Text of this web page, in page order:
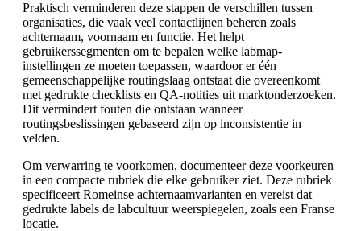
Praktisch verminderen deze stappen de verschillen tussen
organisaties, die vaak veel contactlijnen beheren zoals
achternaam, voornaam en functie. Het helpt
gebruikerssegmenten om te bepalen welke labmap-
instellingen ze moeten toepassen, waardoor er één
gemeenschappelijke routingslaag ontstaat die overeenkomt
met gedrukte checklists en QA-notities uit marktonderzoeken.
Dit vermindert fouten die ontstaan wanneer
routingsbeslissingen gebaseerd zijn op inconsistentie in
velden.
Om verwarring te voorkomen, documenteer deze voorkeuren
in een compacte rubriek die elke gebruiker ziet. Deze rubriek
specificeert Romeinse achternaamvarianten en vereist dat
gedrukte labels de labcultuur weerspiegelen, zoals een Franse
locatie.